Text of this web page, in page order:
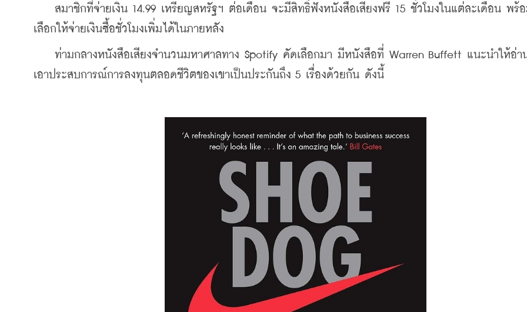
สมาชิกที่จ่ายเงิน 14.99 เหรียญสหรัฐฯ ต่อเดือน จะมีสิทธิ์ฟังหนังสือเสียงฟรี 15 ชั่วโมงในแต่ละเดือน พร้
เลือกให้จ่ายเงินซื้อชั่วโมงเพิ่มได้ในภายหลัง
ท่ามกลางหนังสือเสียงจำนวนมหาศาลทาง Spotify คัดเลือกมา มีหนังสือที่ Warren Buffett แนะนำให้อ่า
เอาประสบการณ์การลงทุนตลอดชีวิตของเขาเป็นประกันถึง 5 เรื่องด้วยกัน ดังนี้